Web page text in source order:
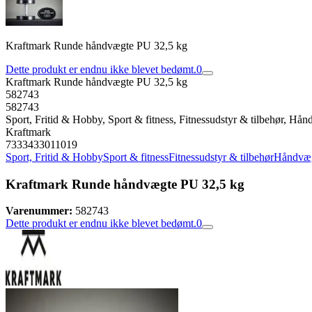
Kraftmark Runde håndvægte PU 32,5 kg
Dette produkt er endnu ikke blevet bedømt.0
Kraftmark Runde håndvægte PU 32,5 kg
582743
582743
Sport, Fritid & Hobby, Sport & fitness, Fitnessudstyr & tilbehør,
Kraftmark
7333433011019
Sport, Fritid & HobbySport & fitnessFitnessudstyr & tilbehør
Kraftmark Runde håndvægte PU 32,5 kg
Varenummer: 582743
Dette produkt er endnu ikke blevet bedømt.0